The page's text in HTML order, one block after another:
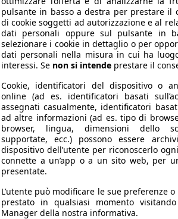
pulsante in basso a destra per prestare il
di cookie soggetti ad autorizzazione e al
dati personali oppure sul pulsante in
selezionare i cookie in dettaglio o per
dati personali nella misura in cui ha
interessi. Se non si intende prestare il
Cookie, identificatori del dispositivo o
online (ad es. identificatori basati
assegnati casualmente, identificatori
ad altre informazioni (ad es. tipo di
browser, lingua, dimensioni dello
supportate, ecc.) possono essere
dispositivo dell’utente per riconoscerlo
connette a un’app o a un sito web, per
presentate.
L’utente può modificare le sue preferenze
prestato in qualsiasi momento
Manager della nostra informativa.